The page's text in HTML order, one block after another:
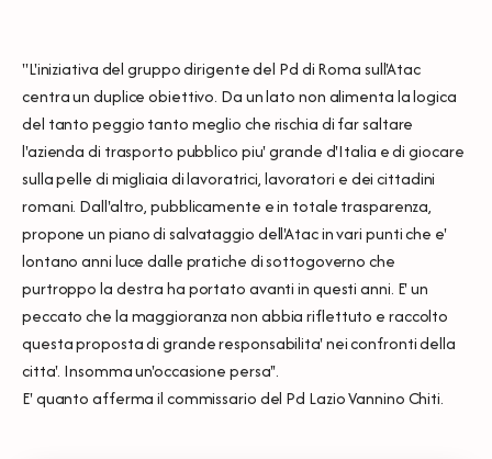
''L'iniziativa del gruppo dirigente del Pd di Roma sull'Atac
centra un duplice obiettivo. Da un lato non alimenta la logica
del tanto peggio tanto meglio che rischia di far saltare
l'azienda di trasporto pubblico piu' grande d'Italia e di giocare
sulla pelle di migliaia di lavoratrici, lavoratori e dei cittadini
romani. Dall'altro, pubblicamente e in totale trasparenza,
propone un piano di salvataggio dell'Atac in vari punti che e'
lontano anni luce dalle pratiche di sottogoverno che
purtroppo la destra ha portato avanti in questi anni. E' un
peccato che la maggioranza non abbia riflettuto e raccolto
questa proposta di grande responsabilita' nei confronti della
citta'. Insomma un'occasione persa''.
E' quanto afferma il commissario del Pd Lazio Vannino Chiti.